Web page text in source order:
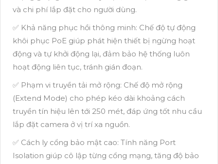
và chi phí lắp đặt cho người dùng.
✅ Khả năng phục hồi thông minh: Chế độ tự động
khôi phục PoE giúp phát hiện thiết bị ngừng hoạt
động và tự khởi động lại, đảm bảo hệ thống luôn
hoạt động liên tục, tránh gián đoạn.
✅ Phạm vi truyền tải mở rộng: Chế độ mở rộng
(Extend Mode) cho phép kéo dài khoảng cách
truyền tín hiệu lên tới 250 mét, đáp ứng tốt nhu cầu
lắp đặt camera ở vị trí xa nguồn.
✅ Cách ly cổng bảo mật cao: Tính năng Port
Isolation giúp cô lập từng cổng mạng, tăng độ bảo